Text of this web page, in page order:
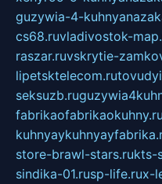
guzywia-4-
cs68.ruvladivostok-
raszar.ruvskrytie-
lipetsktelecom.ru
seksuzb.ru
fabrikaofabrikaokuhny.ru
store-brawl-stars.rukts-
sindika-01.rusp-life.rux-